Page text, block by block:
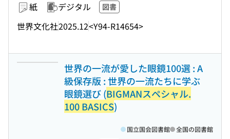
紙 デジタル 図書
世界文化社2025.12<Y94-R14654>
世界の一流が愛した眼鏡100選 : A
級保存版 : 世界の一流たちに学ぶ
眼鏡選び (BIGMANスペシャル.
100 BASICS)
国立国会図書館 全国の図書館